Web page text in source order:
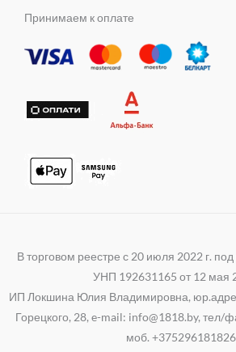
n
i
k
e
t
a
p
e
m
Принимаем к оплате
В торговом реестре с 20 июля 2022 г.
УНП 192631165 от 12 мая
ИП Локшина Юлия Владимировна,
Горецкого, 28, e-mail: info@1818.by, тел/
моб. +375296181826